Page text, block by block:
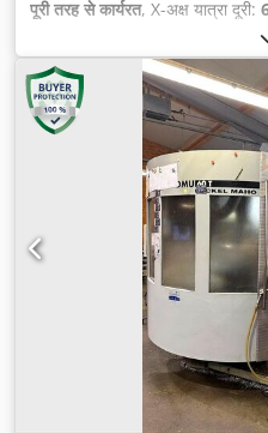
पूरी तरह से कार्यरत, X-अक्ष यात्रा दूरी:
,
टूल मैगज़ीन में स्लॉट की संख्या:60, C-